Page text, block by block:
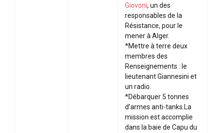
Giovoni, un des
responsables de la
Résistance, pour le
mener à Alger.
*Mettre à terre deux
membres des
Renseignements : le
lieutenant Giannesini et
un radio.
*Débarquer 5 tonnes
d’armes anti-tanks.La
mission est accomplie
dans la baie de Capu du